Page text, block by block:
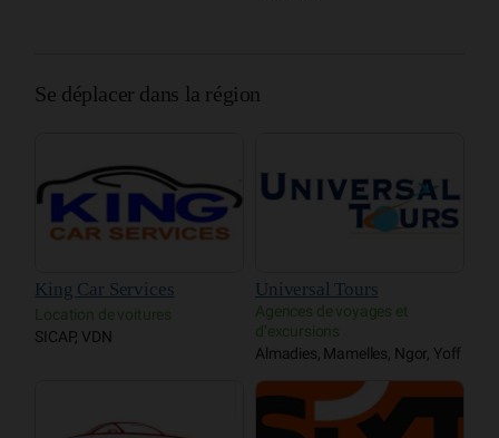
Se déplacer dans la région
King Car Services
Location de voitures
SICAP, VDN
Universal Tours
Agences de voyages et
d’excursions
Almadies, Mamelles, Ngor, Yoff